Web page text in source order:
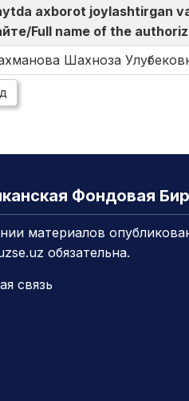
axborot joylashtirgan
Full name of the
Шахноза
Фондовая
материалов
обязательна.
связь